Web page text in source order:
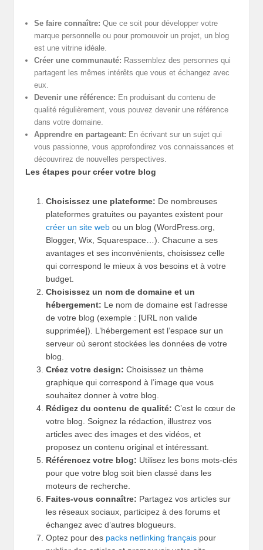
Se faire connaître: Que ce soit pour développer votre
marque personnelle ou pour promouvoir un projet, un blog
est une vitrine idéale.
Créer une communauté: Rassemblez des personnes qui
partagent les mêmes intérêts que vous et échangez avec
eux.
Devenir une référence: En produisant du contenu de
qualité régulièrement, vous pouvez devenir une référence
dans votre domaine.
Apprendre en partageant: En écrivant sur un sujet qui
vous passionne, vous approfondirez vos connaissances et
découvrirez de nouvelles perspectives.
Les étapes pour créer votre blog
Choisissez une plateforme: De nombreuses
plateformes gratuites ou payantes existent pour
créer un site web ou un blog (WordPress.org,
Blogger, Wix, Squarespace…). Chacune a ses
avantages et ses inconvénients, choisissez celle
qui correspond le mieux à vos besoins et à votre
budget.
Choisissez un nom de domaine et un
hébergement: Le nom de domaine est l’adresse
de votre blog (exemple : [URL non valide
supprimée]). L’hébergement est l’espace sur un
serveur où seront stockées les données de votre
blog.
Créez votre design: Choisissez un thème
graphique qui correspond à l’image que vous
souhaitez donner à votre blog.
Rédigez du contenu de qualité: C’est le cœur de
votre blog. Soignez la rédaction, illustrez vos
articles avec des images et des vidéos, et
proposez un contenu original et intéressant.
Référencez votre blog: Utilisez les bons mots-clés
pour que votre blog soit bien classé dans les
moteurs de recherche.
Faites-vous connaître: Partagez vos articles sur
les réseaux sociaux, participez à des forums et
échangez avec d’autres blogueurs.
Optez pour des packs netlinking français pour